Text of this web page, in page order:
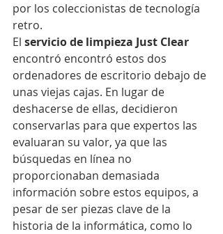
por los coleccionistas de tecnología
retro.
El servicio de limpieza Just Clear
encontró encontró estos dos
ordenadores de escritorio debajo de
unas viejas cajas. En lugar de
deshacerse de ellas, decidieron
conservarlas para que expertos las
evaluaran su valor, ya que las
búsquedas en línea no
proporcionaban demasiada
información sobre estos equipos, a
pesar de ser piezas clave de la
historia de la informática, como lo